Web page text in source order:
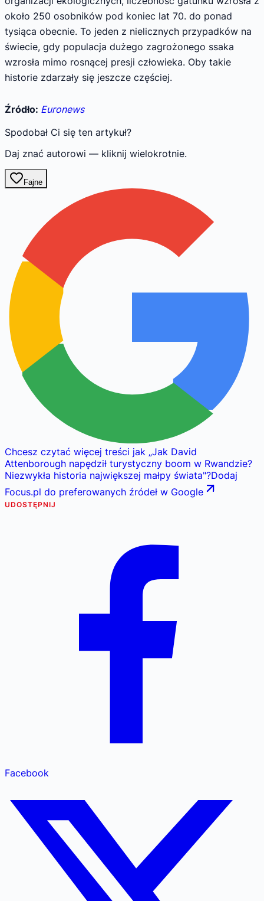
około 250 osobników pod koniec lat 70. do ponad
tysiąca obecnie. To jeden z nielicznych przypadków na
świecie, gdy populacja dużego zagrożonego ssaka
wzrosła mimo rosnącej presji człowieka. Oby takie
historie zdarzały się jeszcze częściej.
Źródło: Euronews
Spodobał Ci się ten artykuł?
Daj znać autorowi — kliknij wielokrotnie.
Fajne
Chcesz czytać więcej treści jak „Jak David
Attenborough napędził turystyczny boom w Rwandzie?
Niezwykła historia największej małpy świata"?Dodaj
Focus.pl do preferowanych źródeł w Google
UDOSTĘPNIJ
Facebook